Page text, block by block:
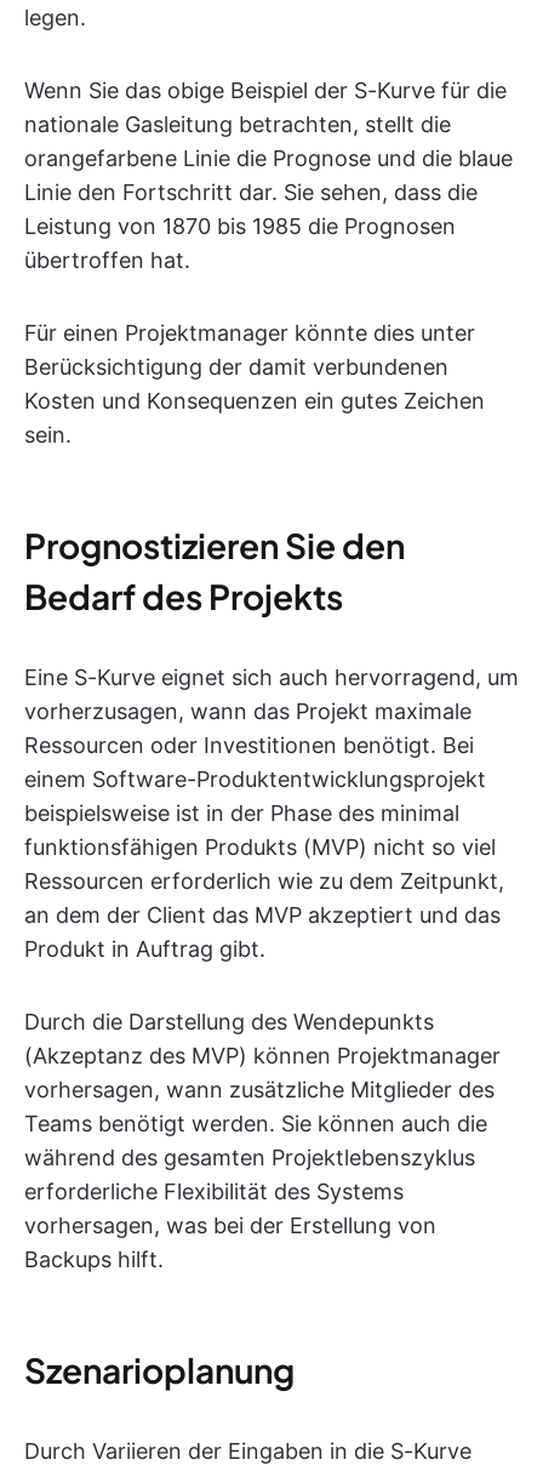
legen.
Wenn Sie das obige Beispiel der S-Kurve für die
nationale Gasleitung betrachten, stellt die
orangefarbene Linie die Prognose und die blaue
Linie den Fortschritt dar. Sie sehen, dass die
Leistung von 1870 bis 1985 die Prognosen
übertroffen hat.
Für einen Projektmanager könnte dies unter
Berücksichtigung der damit verbundenen
Kosten und Konsequenzen ein gutes Zeichen
sein.
Prognostizieren Sie den
Bedarf des Projekts
Eine S-Kurve eignet sich auch hervorragend, um
vorherzusagen, wann das Projekt maximale
Ressourcen oder Investitionen benötigt. Bei
einem Software-Produktentwicklungsprojekt
beispielsweise ist in der Phase des minimal
funktionsfähigen Produkts (MVP) nicht so viel
Ressourcen erforderlich wie zu dem Zeitpunkt,
an dem der Client das MVP akzeptiert und das
Produkt in Auftrag gibt.
Durch die Darstellung des Wendepunkts
(Akzeptanz des MVP) können Projektmanager
vorhersagen, wann zusätzliche Mitglieder des
Teams benötigt werden. Sie können auch die
während des gesamten Projektlebenszyklus
erforderliche Flexibilität des Systems
vorhersagen, was bei der Erstellung von
Backups hilft.
Szenarioplanung
Durch Variieren der Eingaben in die S-Kurve